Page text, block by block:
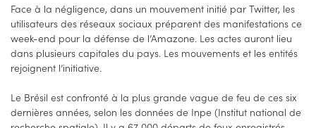
Face à la négligence, dans un mouvement initié par Twitter, les
utilisateurs des réseaux sociaux préparent des manifestations ce
week-end pour la défense de l’Amazone. Les actes auront lieu
dans plusieurs capitales du pays. Les mouvements et les entités
rejoignent l’initiative.
Le Brésil est confronté à la plus grande vague de feu de ces six
dernières années, selon les données de Inpe (Institut national de